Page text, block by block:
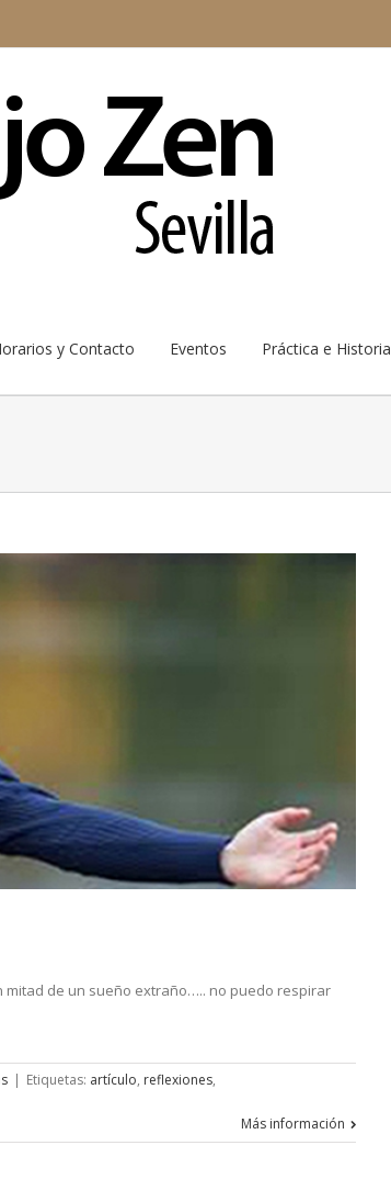
y Contacto Eventos Práctica e Historia
de un sueño extraño….. no puedo respirar
| Etiquetas: artículo, reflexiones,
Más información